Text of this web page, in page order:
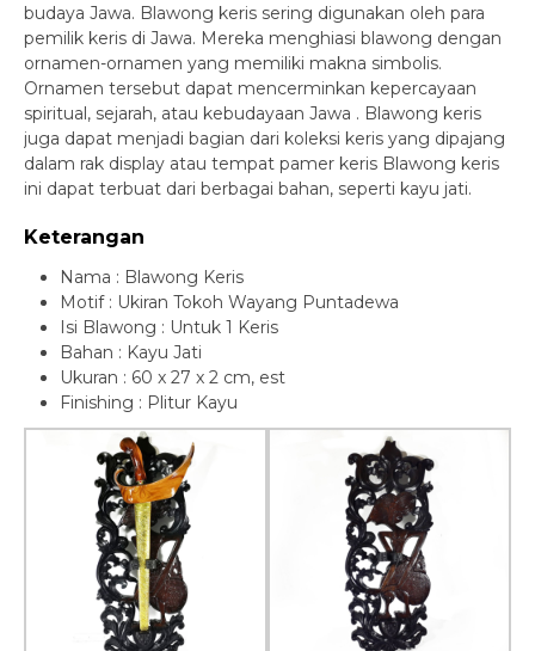
budaya Jawa. Blawong keris sering digunakan oleh para
pemilik keris di Jawa. Mereka menghiasi blawong dengan
ornamen-ornamen yang memiliki makna simbolis.
Ornamen tersebut dapat mencerminkan kepercayaan
spiritual, sejarah, atau kebudayaan Jawa . Blawong keris
juga dapat menjadi bagian dari koleksi keris yang dipajang
dalam rak display atau tempat pamer keris Blawong keris
ini dapat terbuat dari berbagai bahan, seperti kayu jati.
Keterangan
Nama : Blawong Keris
Motif : Ukiran Tokoh Wayang Puntadewa
Isi Blawong : Untuk 1 Keris
Bahan : Kayu Jati
Ukuran : 60 x 27 x 2 cm, est
Finishing : Plitur Kayu